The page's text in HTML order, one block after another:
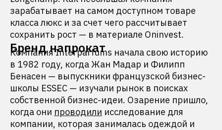
зарабатывает на самом доступном товаре
класса люкс и за счет чего рассчитывает
сохранить рост — в материале Oninvest.
Бренд напрокат
Компания Interparfums начала свою историю
в 1982 году, когда Жан Мадар и Филипп
Бенасен — выпускники французской бизнес-
школы ESSEC — изучали рынок в поисках
собственной бизнес-идеи. Озарение пришло,
когда они проводили исследование для
компании, которая занималась одеждой и